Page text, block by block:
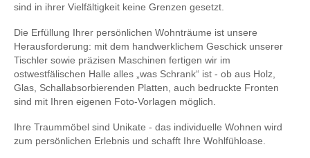
sind in ihrer Vielfältigkeit keine Grenzen gesetzt.
Die Erfüllung Ihrer persönlichen Wohnträume ist unsere
Herausforderung: mit dem handwerklichem Geschick unserer
Tischler sowie präzisen Maschinen fertigen wir im
ostwestfälischen Halle alles „was Schrank“ ist - ob aus Holz,
Glas, Schallabsorbierenden Platten, auch bedruckte Fronten
sind mit Ihren eigenen Foto-Vorlagen möglich.
Ihre Traummöbel sind Unikate - das individuelle Wohnen wird
zum persönlichen Erlebnis und schafft Ihre Wohlfühloase.